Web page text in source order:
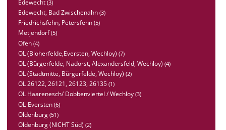
Edewecht (3)
Edewecht, Bad Zwischenahn (3)
Friedrichsfehn, Petersfehn (5)
Metjendorf(5)
Ofen (4)
OL (Bloherfelde,Eversten, Wechloy) (7)
OL (Bürgerfelde, Nadorst, Alexandersfeld, Wechloy) (4)
OL (Stadtmitte, Bürgerfelde, Wechloy) (2)
OL 26122, 26121, 26123, 26135 (1)
OL Haarenesch/ Dobbenviertel / Wechloy (3)
OL-Eversten (6)
Oldenburg (51)
Oldenburg (NICHT Süd) (2)